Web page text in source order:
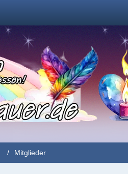
Mitglieder